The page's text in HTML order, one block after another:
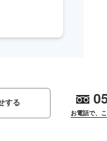
する
お電話で、